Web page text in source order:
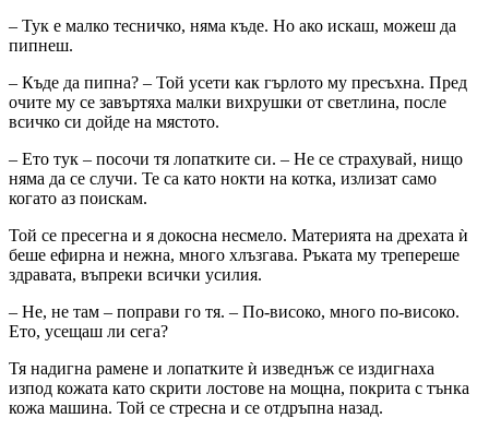
– Тук е малко тесничко, няма къде. Но ако искаш, можеш да
пипнеш.
– Къде да пипна? – Той усети как гърлото му пресъхна. Пред
очите му се завъртяха малки вихрушки от светлина, после
всичко си дойде на мястото.
– Ето тук – посочи тя лопатките си. – Не се страхувай, нищо
няма да се случи. Те са като нокти на котка, излизат само
когато аз поискам.
Той се пресегна и я докосна несмело. Материята на дрехата ѝ
беше ефирна и нежна, много хлъзгава. Ръката му трепереше
здравата, въпреки всички усилия.
– Не, не там – поправи го тя. – По-високо, много по-високо.
Ето, усещаш ли сега?
Тя надигна рамене и лопатките ѝ изведнъж се издигнаха
изпод кожата като скрити лостове на мощна, покрита с тънка
кожа машина. Той се стресна и се отдръпна назад.